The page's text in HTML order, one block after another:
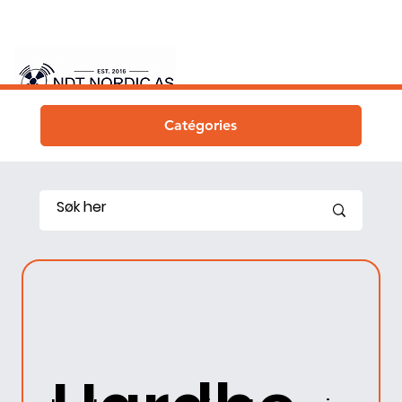
Catégories